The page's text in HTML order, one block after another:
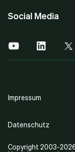
Social Media
Copyright 2003-
Impressum
Datenschutz